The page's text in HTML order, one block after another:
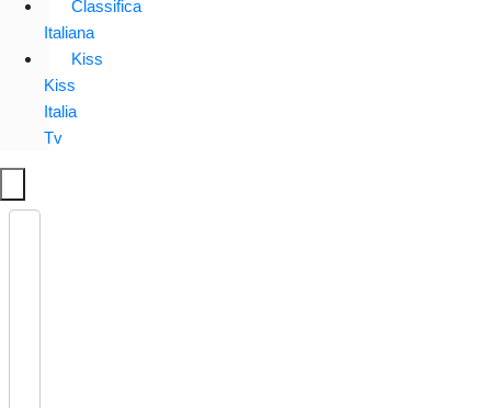
Classifica
Italiana
Kiss
Kiss
Italia
Tv